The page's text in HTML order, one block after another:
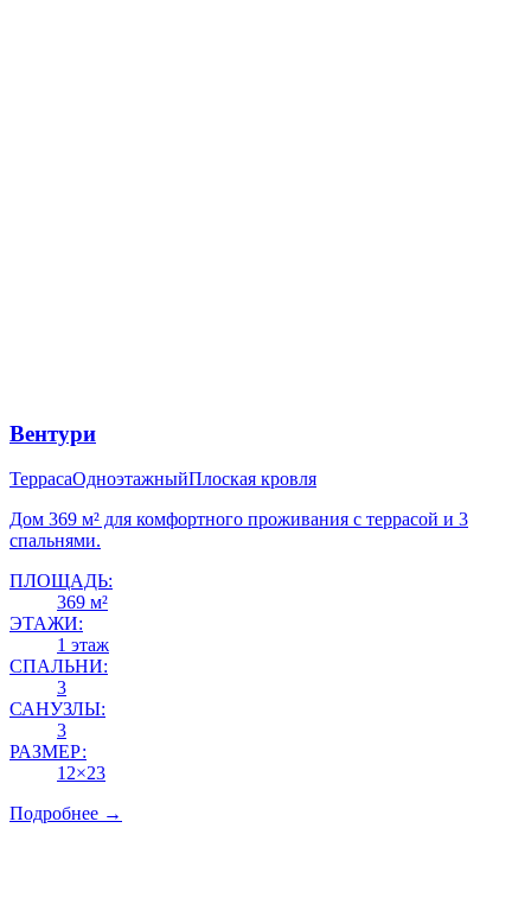
Вентури
ТеррасаОдноэтажныйПлоская кровля
Дом 369 м² для комфортного проживания с террасой и 3
спальнями.
ПЛОЩАДЬ:
369 м²
ЭТАЖИ:
1 этаж
СПАЛЬНИ:
3
САНУЗЛЫ:
3
РАЗМЕР:
12×23
Подробнее →